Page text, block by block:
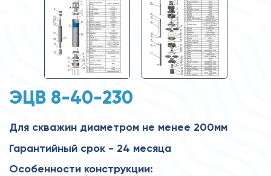
ЭЦВ 8-40-230
Для скважин диаметром не менее 200мм
Гарантийный срок - 24 месяца
Особенности конструкции: